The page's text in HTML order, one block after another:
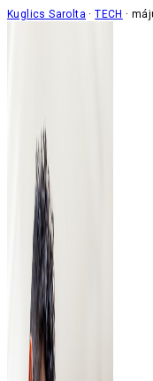
Kuglics Sarolta TECH